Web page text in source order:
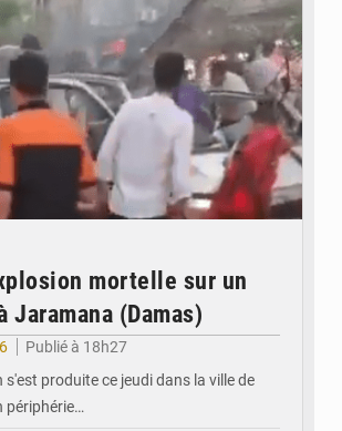
mortelle sur un
Jaramana (Damas)
Publié à 18h27
s'est produite ce jeudi dans la ville de
périphérie…